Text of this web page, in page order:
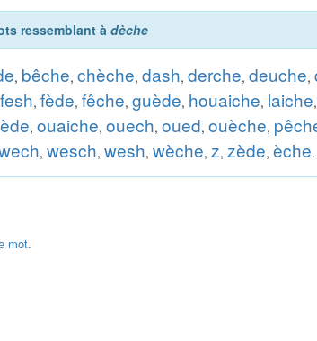
ressemblant à dèche
, bêche, chèche, dash, derche, deuche,
, fède, fêche, guède, houaiche, laiche,
, ouaiche, ouech, oued, ouèche,
, wesch, wesh, wèche, z, zède, èche.
mot.